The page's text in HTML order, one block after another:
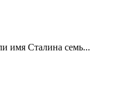
имя Сталина семь...